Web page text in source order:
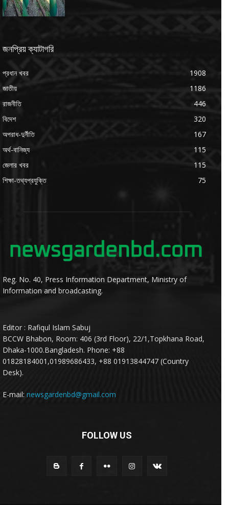
জনপ্রিয় ক্যাটাগরি
প্রধান খবর
1908
জাতীয়
1186
রাজনীতি
446
বিদেশ
320
অপরাধ-দুর্নীতি
167
অর্থ-বানিজ্য
115
জেলার খবর
115
শিক্ষা-তথ্যপ্রযুক্তি
75
Reg. No. 40, Press Information Department, Ministry of
Information and broadcasting.
Editor : Rafiqul Islam Sabuj
BCCW Bhabon, Room: 406 (3rd Floor), 22/1,Topkhana Road,
Dhaka-1000.Bangladesh. Phone: +88
01828184001,01989686433, +88 01913844747 (Country
Desk).
E-mail: newsgardenbd@gmail.com
FOLLOW US